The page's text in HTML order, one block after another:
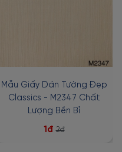
Mẫu Giấy Dán Tường Đẹp
Classics - M2347 Chất
Lượng Bền Bỉ
1đ 2đ